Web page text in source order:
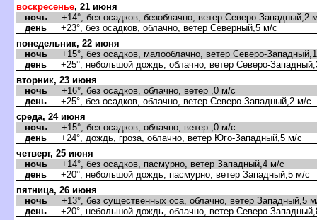
оскресенье, 21 июня
ночь +14°, без осадков, безоблачно, ветер Северо-Западный,2
день +23°, без осадков, облачно, ветер Северный,5 м/с
понедельник, 22 июня
ночь +15°, без осадков, малооблачно, ветер Северо-
день +25°, небольшой дождь, облачно, ветер Северо-
торник, 23 июня
ночь +16°, без осадков, облачно, ветер ,0 м/с
день +25°, без осадков, облачно, ветер Северо-Западный,2 м/с
среда, 24 июня
ночь +15°, без осадков, облачно, ветер ,0 м/с
день +24°, дождь, гроза, облачно, ветер Юго-Западный,5 м/с
четверг, 25 июня
ночь +14°, без осадков, пасмурно, ветер Западный,4 м/с
день +20°, небольшой дождь, пасмурно, ветер Западный,5 м/с
пятница, 26 июня
ночь +13°, без существенных оса, облачно, ветер Западный,5
день +20°, небольшой дождь, облачно, ветер Северо-